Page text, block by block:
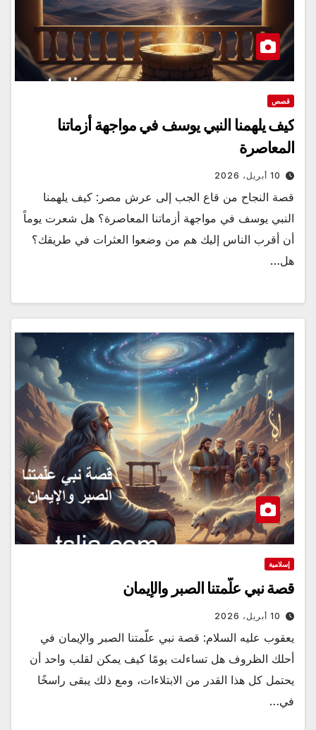
قصص
كيف يلهمنا النبي يوسف في مواجهة أزماتنا
المعاصرة
10 أبريل، 2026
قصة النجاح من قاع الجب إلى عرش مصر: كيف يلهمنا
النبي يوسف في مواجهة أزماتنا المعاصرة؟ هل شعرت يوماً
أن أقرب الناس إليك هم من وضعوا العثرات في طريقك؟
هل…
إسلامية
قصة نبي علّمتنا الصبر والإيمان
10 أبريل، 2026
يعقوب عليه السلام: قصة نبي علّمتنا الصبر والإيمان في
أحلك الظروف هل تساءلت يومًا كيف يمكن لقلب واحد أن
يحتمل كل هذا القدر من الابتلاءات، ومع ذلك يبقى راسخًا
في…